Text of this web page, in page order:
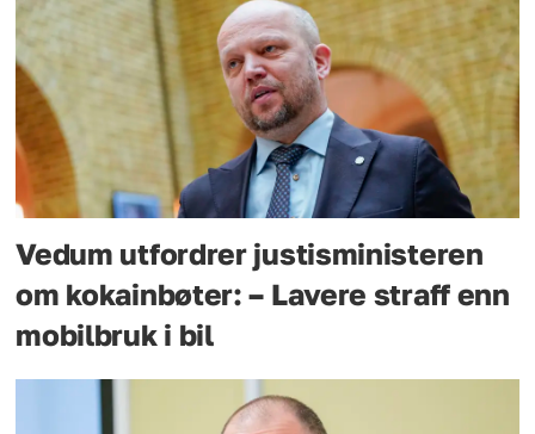
Vedum utfordrer justisministeren
om kokainbøter: – Lavere straff enn
mobilbruk i bil